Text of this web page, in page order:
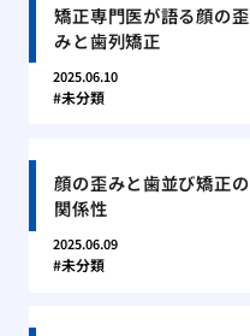
矯正専門医が語る顔の歪
みと歯列矯正
2025.06.10
未分類
顔の歪みと歯並び矯正の
関係性
2025.06.09
未分類